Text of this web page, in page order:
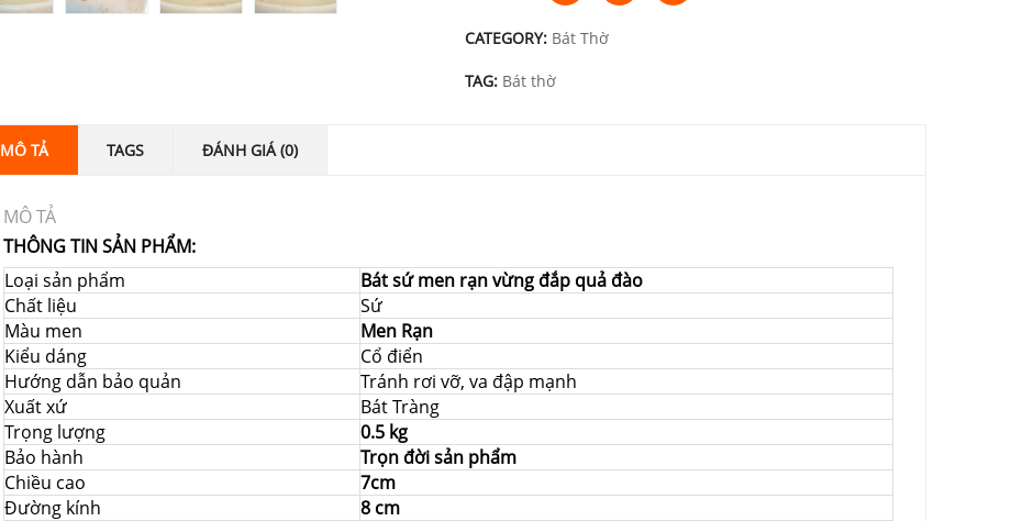
CATEGORY: Bát Thờ
TAG: Bát thờ
MÔ TẢ TAGS ĐÁNH GIÁ (0)
MÔ TẢ
THÔNG TIN SẢN PHẨM:
Loại sản phẩm
Bát sứ men rạn vừng đắp quả đào
Chất liệu
Sứ
Màu men
Men Rạn
Kiểu dáng
Cổ điển
Hướng dẫn bảo quản
Tránh rơi vỡ, va đập mạnh
Xuất xứ
Bát Tràng
Trọng lượng
0.5 kg
Bảo hành
Trọn đời sản phẩm
Chiều cao
7cm
Đường kính
8 cm